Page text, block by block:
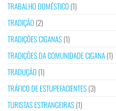
TRABALHO DOMÉSTICO (1)
TRADIÇÃO (2)
TRADIÇÕES CIGANAS(1)
TRADIÇÕES DA COMUNIDADE CIGANA(1)
TRADUÇÃO (1)
TRÁFICO DE ESTUPEFACIENTES(3)
TURISTAS ESTRANGEIRAS(1)